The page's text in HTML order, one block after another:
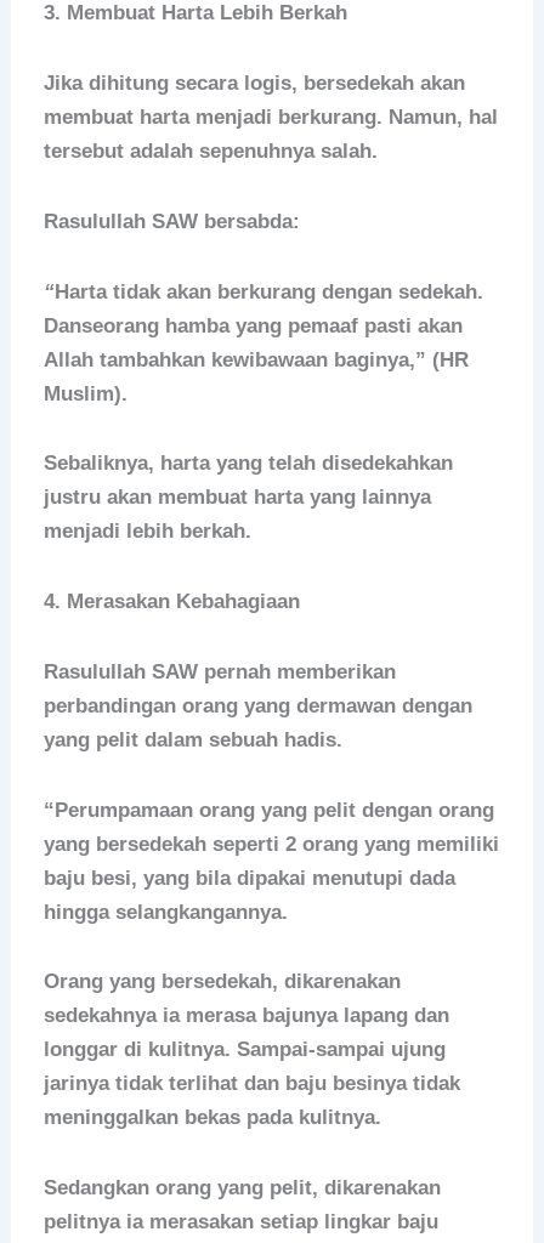
3. Membuat Harta Lebih Berkah
Jika dihitung secara logis, bersedekah akan
membuat harta menjadi berkurang. Namun, hal
tersebut adalah sepenuhnya salah.
Rasulullah SAW bersabda:
“Harta tidak akan berkurang dengan sedekah.
Danseorang hamba yang pemaaf pasti akan
Allah tambahkan kewibawaan baginya,” (HR
Muslim).
Sebaliknya, harta yang telah disedekahkan
justru akan membuat harta yang lainnya
menjadi lebih berkah.
4. Merasakan Kebahagiaan
Rasulullah SAW pernah memberikan
perbandingan orang yang dermawan dengan
yang pelit dalam sebuah hadis.
“Perumpamaan orang yang pelit dengan orang
yang bersedekah seperti 2 orang yang memiliki
baju besi, yang bila dipakai menutupi dada
hingga selangkangannya.
Orang yang bersedekah, dikarenakan
sedekahnya ia merasa bajunya lapang dan
longgar di kulitnya. Sampai-sampai ujung
jarinya tidak terlihat dan baju besinya tidak
meninggalkan bekas pada kulitnya.
Sedangkan orang yang pelit, dikarenakan
pelitnya ia merasakan setiap lingkar baju